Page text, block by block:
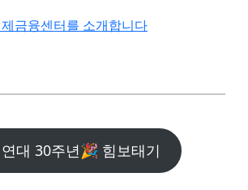
금융센터를 소개합니다
대 30주년🎉 힘보태기